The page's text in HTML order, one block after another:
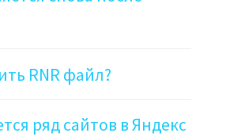
RNR файл?
ряд сайтов в Яндекс